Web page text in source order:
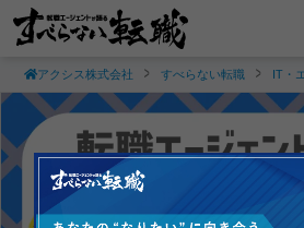
アクシス株式会社 すべらない転職 IT・